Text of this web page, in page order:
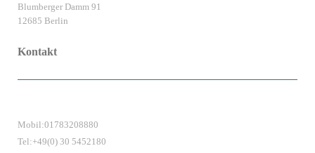
Blumberger Damm 91
12685 Berlin
Kontakt
Mobil:01783208880
Tel:+49(0) 30 5452180